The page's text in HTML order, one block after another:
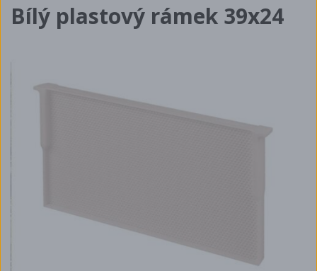
Bílý plastový rámek 39x24